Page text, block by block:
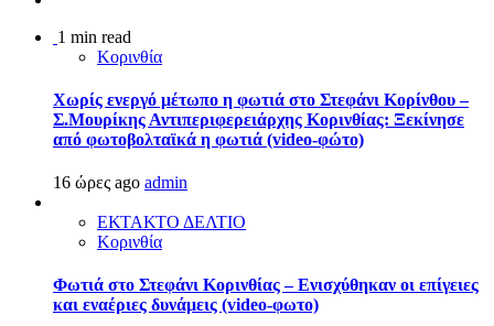
1 min read
Κορινθία
Χωρίς ενεργό μέτωπο η φωτιά στο Στεφάνι Κορίνθου –
Σ.Μουρίκης Αντιπεριφερειάρχης Κορινθίας: Ξεκίνησε
από φωτοβολταϊκά η φωτιά (video-φώτο)
16 ώρες ago admin
ΕΚΤΑΚΤΟ ΔΕΛΤΙΟ
Κορινθία
Φωτιά στο Στεφάνι Κορινθίας – Ενισχύθηκαν οι επίγειες
και εναέριες δυνάμεις (video-φωτο)